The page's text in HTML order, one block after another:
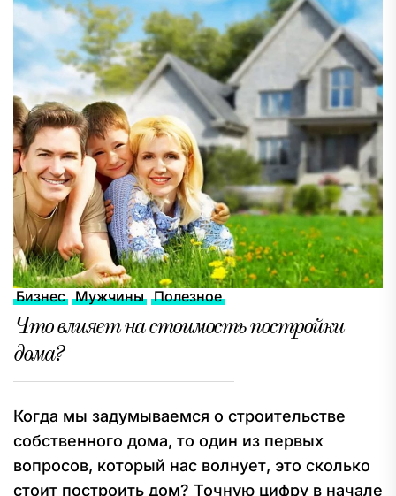
Бизнес Мужчины Полезное
Что влияет на стоимость постройки
дома?
Когда мы задумываемся о строительстве
собственного дома, то один из первых
вопросов, который нас волнует, это сколько
стоит построить дом? Точную цифру в начале